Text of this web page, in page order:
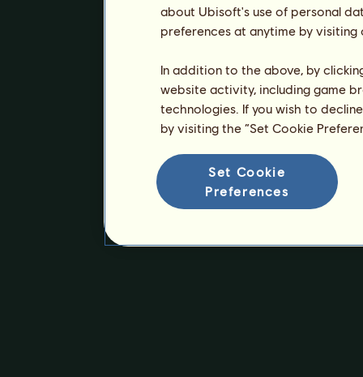
about Ubisoft's use of personal
preferences at anytime by
In addition to the above, by
website activity, including game
technologies. If you wish to
by visiting the “Set Cookie
Set Cookie
Preferences